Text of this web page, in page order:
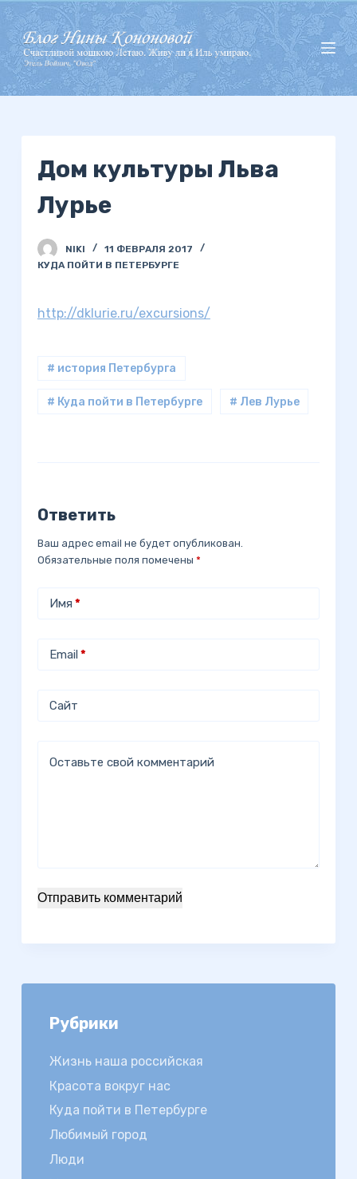
П
е
р
е
й
Дом культуры Льва
Лурье
NIKI
11 ФЕВРАЛЯ 2017
КУДА ПОЙТИ В ПЕТЕРБУРГЕ
http://dklurie.ru/excursions/
# история Петербурга
# Куда пойти в Петербурге # Лев Лурье
Ответить
Ваш адрес email не будет опубликован.
Обязательные поля помечены *
Имя *
Email*
Сайт
Оставьте свой комментарий
Отправить комментарий
Рубрики
Жизнь наша российская
Красота вокруг нас
Куда пойти в Петербурге
Любимый город
Люди